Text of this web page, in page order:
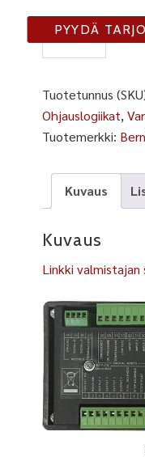
BE42
määrä
PYYDÄ
Tuotetunnus
Ohjauslogiikat,
Tuotemerkki:
Kuvaus
Kuvaus
Linkki valmistajan